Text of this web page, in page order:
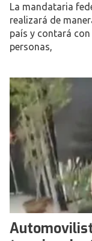
La mandataria
realizará de
país y contará
personas,